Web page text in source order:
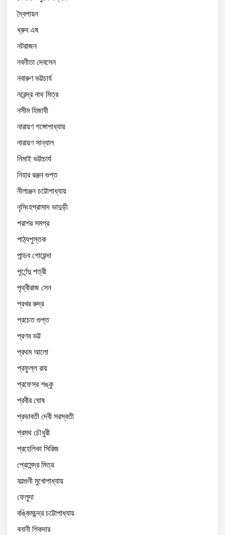
দ্বৈপায়ন
ধ্রুব এষ
নটরাজন
নবনীতা দেবসেন
নবারুণ ভট্টচার্য
নরেন্দ্র নাথ মিত্র
নসীম হিজাযী
নারায়ণ গঙ্গোপাধ্যায়
নারায়ণ সান্যাল
নিমাই ভট্টাচার্য
নিহার রঞ্জন গুপ্ত
নীলাঞ্জন চট্টোপাধ্যায়
নৃসিংহপ্রাসাদ ভাদুড়ী
পরাশর সমগ্র
পাঠ্যপুস্তক
পান্ডব গোয়েন্দা
পূর্ণেন্দু পত্রী
পৃথ্বীরাজ সেন
প্রখর রুদ্র
প্রচেত গুপ্ত
প্রণব ভট্ট
প্রথম আলো
প্রফুল্ল রায়
প্রফেসর শঙ্কু
প্রবীর ঘোষ
প্রভাবতী দেবী সরস্বতী
প্রমথ চৌধুরী
প্রহেলিকা সিরিজ
প্রেমেন্দ্র মিত্র
ফাল্গুনী মুখোপাধ্যায়
ফেলুদা
বঙ্কিমচন্দ্র চট্টোপাধ্যায়
বনানী শিকদার